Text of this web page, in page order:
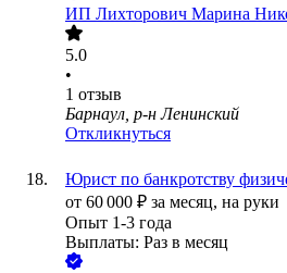
ИП Лихторович Марина
5.0
•
1 отзыв
Барнаул, р-н Ленинский
Откликнуться
Юрист по банкротству
от 60 000 ₽ за месяц, на руки
Опыт 1-3 года
Выплаты: Раз в месяц